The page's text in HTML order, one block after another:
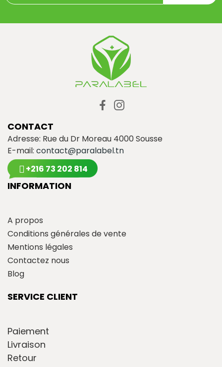
CONTACT
Adresse: Rue du Dr Moreau 4000 Sousse
E-mail: contact@paralabel.tn
+216 73 202 814
INFORMATION
A propos
Conditions générales de vente
Mentions légales
Contactez nous
Blog
SERVICE CLIENT
Paiement
Livraison
Retour